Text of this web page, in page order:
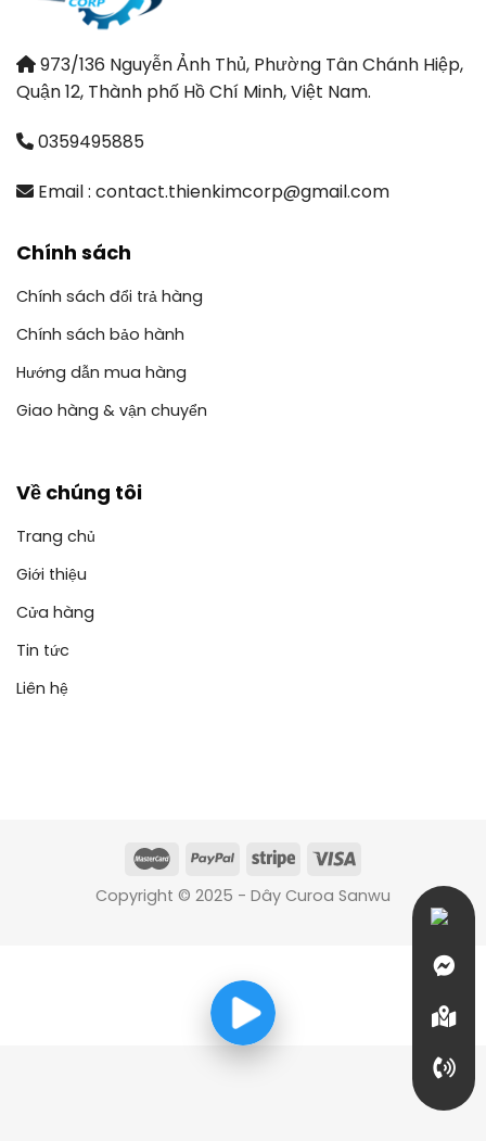
973/136 Nguyễn Ảnh Thủ, Phường Tân Chánh Hiệp,
Quận 12, Thành phố Hồ Chí Minh, Việt Nam.
0359495885
Email : contact.thienkimcorp@gmail.com
Chính sách
Chính sách đổi trả hàng
Chính sách bảo hành
Hướng dẫn mua hàng
Giao hàng & vận chuyển
Về chúng tôi
Trang chủ
Giới thiệu
Cửa hàng
Tin tức
Liên hệ
Copyright © 2025 - Dây Curoa Sanwu